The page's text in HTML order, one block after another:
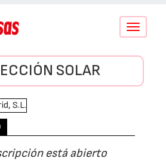
Conmutar
SOLAR
está abierto